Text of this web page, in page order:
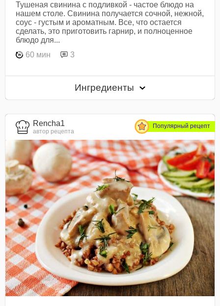
Тушеная свинина с подливкой - частое блюдо на
нашем столе. Свинина получается сочной, нежной,
соус - густым и ароматным. Все, что остается
сделать, это приготовить гарнир, и полноценное
блюдо для...
60 мин
3
Ингредиенты
Rencha1
автор рецепта
Популярный рецепт